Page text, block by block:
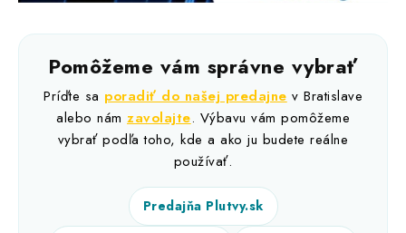
Pomôžeme vám správne vybrať
Príďte sa poradiť do našej predajne v Bratislave
alebo nám zavolajte. Výbavu vám pomôžeme
vybrať podľa toho, kde a ako ju budete reálne
používať.
Predajňa Plutvy.sk